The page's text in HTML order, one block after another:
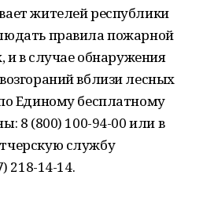
жителей республики
правила пожарной
и в случае обнаружения
вблизи лесных
Единому бесплатному
8 (800) 100-94-00 или в
службу
218-14-14.